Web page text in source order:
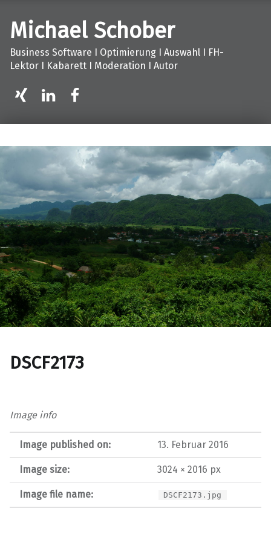
Michael Schober
Business Software I Optimierung I Auswahl I FH-
Lektor I Kabarett I Moderation I Autor
DSCF2173
Image info
Image published on: 13. Februar 2016
Image size: 3024 × 2016 px
Image file name: DSCF2173.jpg